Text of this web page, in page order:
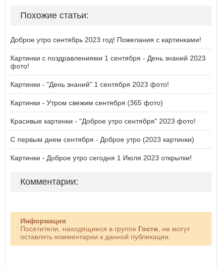
Похожие статьи:
Доброе утро сентябрь 2023 год! Пожелания с картинками!
Картинки с поздравлениями 1 сентября - День знаний 2023
фото!
Картинки - "День знаний" 1 сентября 2023 фото!
Картинки - Утром свежим сентября (365 фото)
Красивые картинки - "Доброе утро сентября" 2023 фото!
С первым днем сентября - Доброе утро (2023 картинки)
Картинки - Доброе утро сегодня 1 Июля 2023 открытки!
Комментарии:
Информация
Посетители, находящиеся в группе Гости , не могут
оставлять комментарии к данной публикации.